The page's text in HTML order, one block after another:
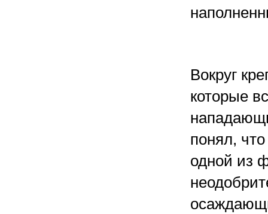
Вокруг
которые
понял,
одной из